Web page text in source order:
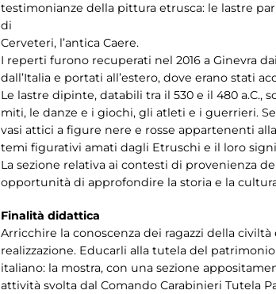
testimonianze della pittura etrusca: le lastre
di
Cerveteri, l’antica Caere.
I reperti furono recuperati nel 2016 a Ginevra
dall’Italia e portati all’estero, dove erano stati
Le lastre dipinte, databili tra il 530 e il 480
miti, le danze e i giochi, gli atleti e i guerrieri.
vasi attici a figure nere e rosse appartenenti
temi figurativi amati dagli Etruschi e il loro
La sezione relativa ai contesti di provenienza
opportunità di approfondire la storia e la
Finalità didattica
Arricchire la conoscenza dei ragazzi della
realizzazione. Educarli alla tutela del
italiano: la mostra, con una sezione
attività svolta dal Comando Carabinieri Tutela